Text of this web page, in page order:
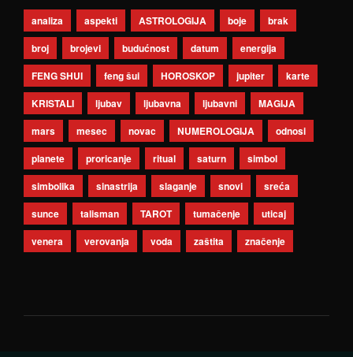
analiza aspekti ASTROLOGIJA boje
brak
broj
brojevi budućnost datum
energija
FENG SHUI
feng šui HOROSKOP jupiter
karte
KRISTALI
ljubav ljubavna ljubavni
MAGIJA
mars
mesec novac NUMEROLOGIJA
odnosi
planete
proricanje ritual saturn
simbol
simbolika
sinastrija slaganje snovi
sreća
sunce
talisman TAROT tumačenje
uticaj
venera
verovanja voda zaštita značenje